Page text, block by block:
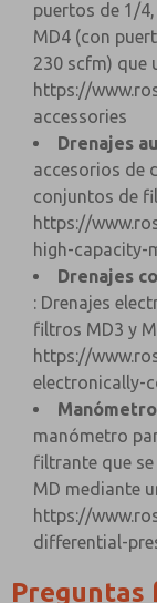
puertos de 1/
MD4 (con
230 scfm) que
https://
accessories
Drenajes
accesorios de
conjuntos de
https://
high-capacity-
Drenajes
: Drenajes
filtros MD3 y
https://
electronically-
manómetro
filtrante que
MD mediante
https://
differential-
Preguntas